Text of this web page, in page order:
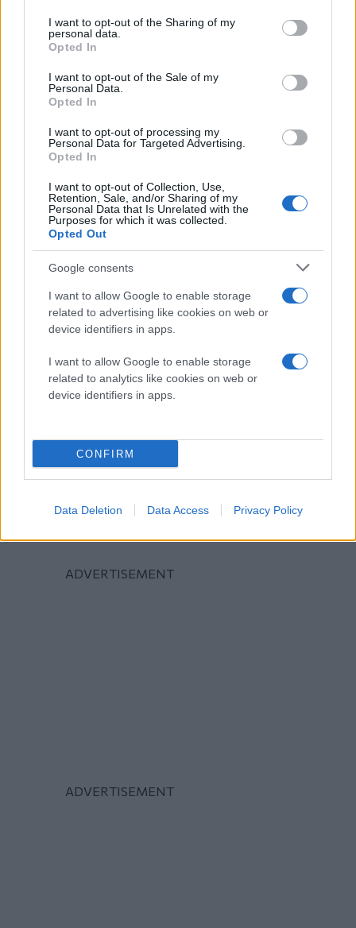
not limited to your visit or usage behaviour. You may click to
grant or deny consent to Google and its third-party tags to
use your data for below specified purposes in below Google
consent section.
I want to opt-out of the Sharing of my
personal data.
Opted In
I want to opt-out of the Sale of my
Personal Data.
Opted In
I want to opt-out of processing my
Personal Data for Targeted Advertising.
Opted In
I want to opt-out of Collection, Use,
Retention, Sale, and/or Sharing of my
Personal Data that Is Unrelated with the
Purposes for which it was collected.
Opted Out
Google consents
I want to allow Google to enable storage
related to advertising like cookies on web or
device identifiers in apps.
I want to allow Google to enable storage
related to analytics like cookies on web or
device identifiers in apps.
CONFIRM
Data Deletion Data Access Privacy Policy